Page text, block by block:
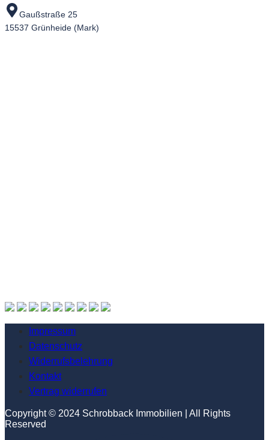
Gaußstraße 25
15537 Grünheide (Mark)
Impressum
Datenschutz
Widerrufsbelehrung
Kontakt
Vertrag widerrufen
Copyright © 2024 Schrobback Immobilien | All Rights
Reserved